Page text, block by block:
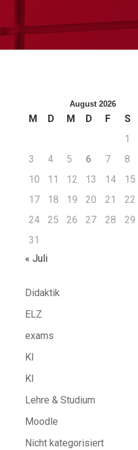
August 2026
M D M D F S
1
3
4 5 6 7 8
10
11 12 13 14 15
17
18 19 20 21 22
24
25 26 27 28 29
31
« Juli
Didaktik
ELZ
exams
KI
KI
Lehre & Studium
Moodle
Nicht kategorisiert